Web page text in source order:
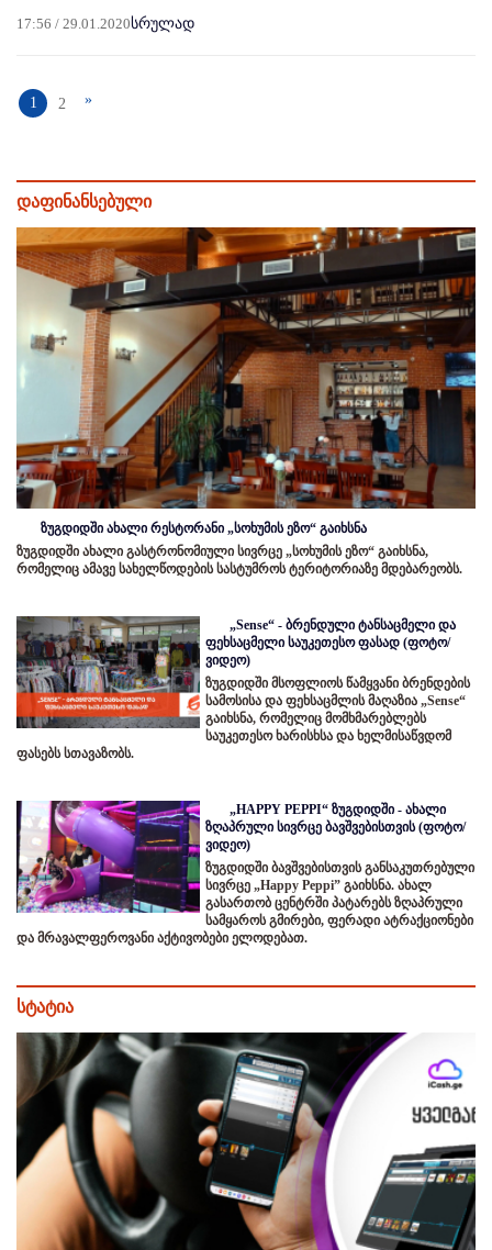
17:56 / 29.01.2020სრულად
1 2 »
დაფინანსებული
ზუგდიდში ახალი რესტორანი „სოხუმის ეზო“ გაიხსნა
ზუგდიდში ახალი გასტრონომიული სივრცე „სოხუმის ეზო“ გაიხსნა,
რომელიც ამავე სახელწოდების სასტუმროს ტერიტორიაზე მდებარეობს.
„Sense“ - ბრენდული ტანსაცმელი და
ფეხსაცმელი საუკეთესო ფასად (ფოტო/
ვიდეო)
ზუგდიდში მსოფლიოს წამყვანი ბრენდების
სამოსისა და ფეხსაცმლის მაღაზია „Sense“
გაიხსნა, რომელიც მომხმარებლებს
საუკეთესო ხარისხსა და ხელმისაწვდომ
ფასებს სთავაზობს.
„HAPPY PEPPI“ ზუგდიდში - ახალი
ზღაპრული სივრცე ბავშვებისთვის (ფოტო/
ვიდეო)
ზუგდიდში ბავშვებისთვის განსაკუთრებული
სივრცე „Happy Peppi” გაიხსნა. ახალ
გასართობ ცენტრში პატარებს ზღაპრული
სამყაროს გმირები, ფერადი ატრაქციონები
და მრავალფეროვანი აქტივობები ელოდებათ.
სტატია